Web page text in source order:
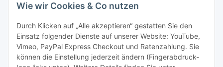
Wie wir Cookies & Co nutzen
Durch Klicken auf „Alle akzeptieren“ gestatten Sie den
Einsatz folgender Dienste auf unserer Website: YouTube,
Vimeo, PayPal Express Checkout und Ratenzahlung. Sie
können die Einstellung jederzeit ändern (Fingerabdruck-
Gesetzliche Informationen